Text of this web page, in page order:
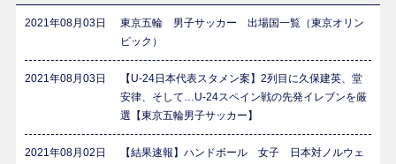
2021年08月03日
東京五輪 男子サッカー 出場国一覧（東京オリン
ピック）
2021年08月03日
【U-24日本代表スタメン案】2列目に久保建英、堂
安律、そして…U-24スペイン戦の先発イレブンを厳
選【東京五輪男子サッカー】
2021年08月02日
【結果速報】ハンドボール 女子 日本対ノルウェ